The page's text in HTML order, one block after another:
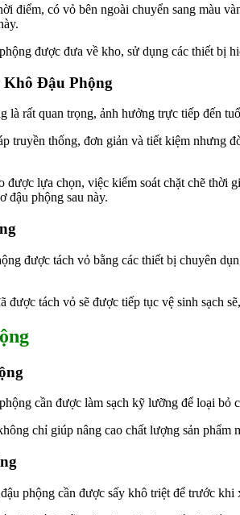
màu
loại
THÍ NGHIỆM
thí nghiệm
NÔNG NGHIỆP
sinh học
XÂY DỰNG
thấm sika
KCC
Apollo
Shinetsu
khác
Chất
Phẩm
Sản
Su
Tinh
điểm, có vỏ bên ngoài chuyển sang màu
được đưa về kho, sử dụng các thiết bị
Khô Đậu Phộng
là rất quan trọng, ảnh hưởng trực tiếp đến
truyền thống, đơn giản và tiết kiệm nhưng
được lựa chọn, việc kiểm soát chặt chẽ thời
đậu phộng sau này.
được tách vỏ bằng các thiết bị chuyên
được tách vỏ sẽ được tiếp tục vệ sinh sạch
cần được làm sạch kỹ lưỡng để loại bỏ
chỉ giúp nâng cao chất lượng sản
phộng cần được sấy khô triệt để trước